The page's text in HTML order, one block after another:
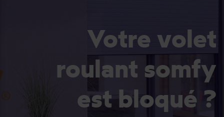
Votre volet
roulant somfy
est bloqué ?